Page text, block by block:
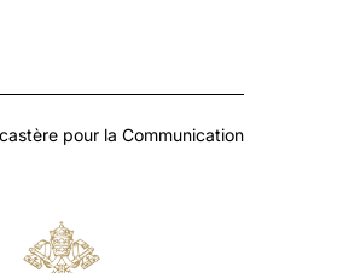
pour la Communication